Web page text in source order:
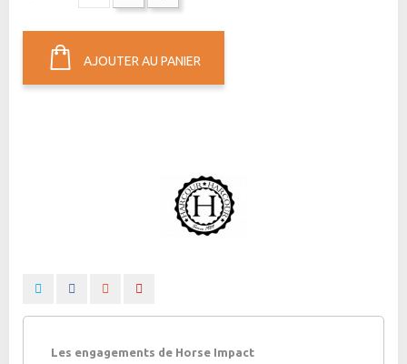
AJOUTER AU PANIER
Les engagements de Horse Impact